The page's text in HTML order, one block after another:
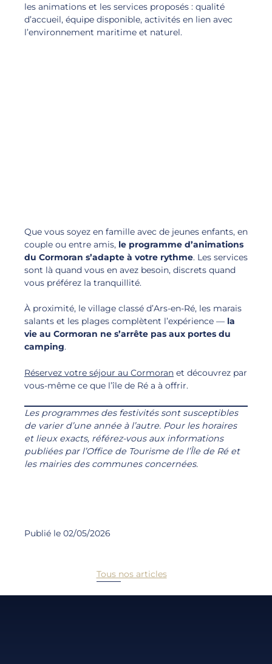
les animations et les services proposés : qualité
d’accueil, équipe disponible, activités en lien avec
l’environnement maritime et naturel.
Que vous soyez en famille avec de jeunes enfants, en
couple ou entre amis, le programme d’animations
du Cormoran s’adapte à votre rythme. Les services
sont là quand vous en avez besoin, discrets quand
vous préférez la tranquillité.
À proximité, le village classé d’Ars-en-Ré, les marais
salants et les plages complètent l’expérience — la
vie au Cormoran ne s’arrête pas aux portes du
camping.
Réservez votre séjour au Cormoran et découvrez par
vous-même ce que l’île de Ré a à offrir.
Les programmes des festivités sont susceptibles
de varier d’une année à l’autre. Pour les horaires
et lieux exacts, référez-vous aux informations
publiées par l’Office de Tourisme de l’Île de Ré et
les mairies des communes concernées.
Publié le 02/05/2026
Tous nos articles